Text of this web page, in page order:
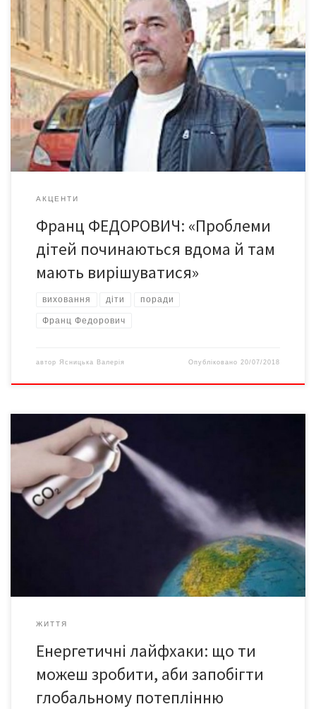
Сучасні діти позбавлені здорового дитинства, замість цього в
них є: *байдужі батьки, які, замість спілкування з дитиною,
дозволяють їм усе; *відчуття, що їм, дітям, усі заборгували;
*незбалансоване харчування й нестача сну; малорухомий і
майже цілком домашній спосіб життя; *безкінечна стимуляція,
технологічні забавки, миттєве задоволення. І через це
«підростаюче покоління», про […]
АКЦЕНТИ
Франц ФЕДОРОВИЧ: «Проблеми
дітей починаються вдома й там
мають вирішуватися»
виховання діти поради
Франц Федорович
автор Ясницька Валерія Опубліковано 20/07/2018
Літо-2018 буде найспекотнішим за 123 роки. Метеорологи
б’ють на сполох: атмосфера Землі нагрівається значно
швидше, ніж будь-коли. І це не жарти. За даними ООН, за
минуле століття глобальна температура на Земній кулі
підвищилася на пів, а в Європі – на майже півтора градуси. Далі
– буде лише гірше. Прогнози вказують на […]
ЖИТТЯ
Енергетичні лайфхаки: що ти
можеш зробити, аби запобігти
глобальному потеплінню